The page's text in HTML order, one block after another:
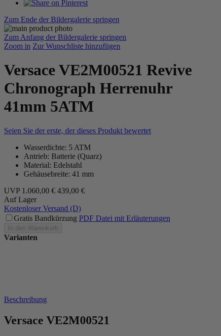
Zum Ende der Bildergalerie springen
Zum Anfang der Bildergalerie springen
Zoom in Zur Wunschliste hinzufügen
Versace VE2M00521 Revive
Chronograph Herrenuhr
41mm 5ATM
Seien Sie der erste, der dieses Produkt bewertet
Wasserdichte: 5 ATM
Antrieb: Batterie (Quarz)
Material: Edelstahl
Gehäusebreite: 41 mm
UVP 1.060,00 € 439,00 €
Auf Lager
Kostenloser Versand (D)
Gratis Bandkürzung PDF Datei mit Erläuterungen
In den Warenkorb
Varianten
Beschreibung
Versace VE2M00521